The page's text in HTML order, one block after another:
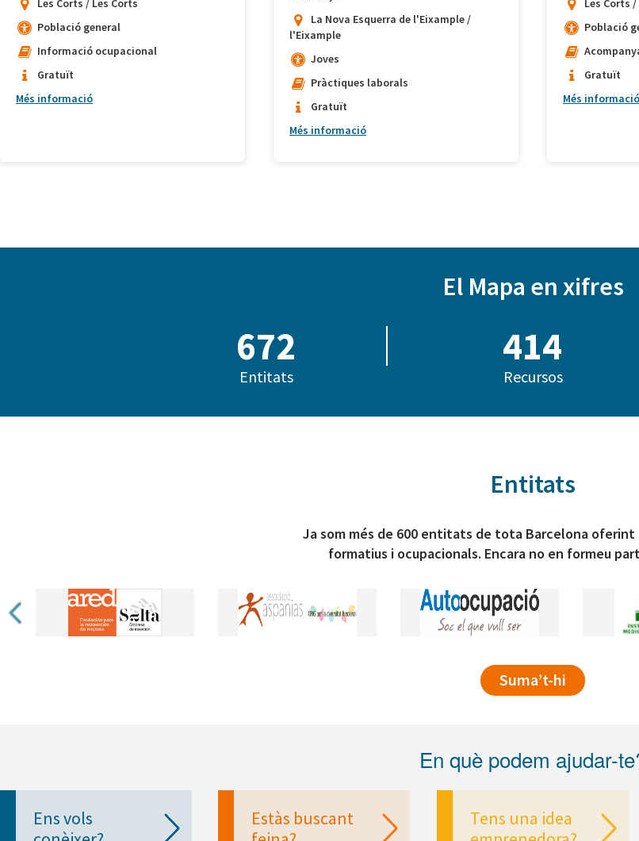
Les Corts / Les Corts
Població general
Informació ocupacional
Gratuït
Més informació
La Nova Esquerra de l'Eixample /
l'Eixample
Joves
Pràctiques laborals
Gratuït
Més informació
Les Corts
Població
Gratuït
Més informació
El Mapa en xifres
685
Entitats
414
Recursos
Entitats
Ja som més de 600 entitats de tota Barcelona oferint
formatius i ocupacionals. Encara no en formeu
Suma’t-hi
En què podem ajudar-
Ens vols
Estàs buscant
Tens una idea